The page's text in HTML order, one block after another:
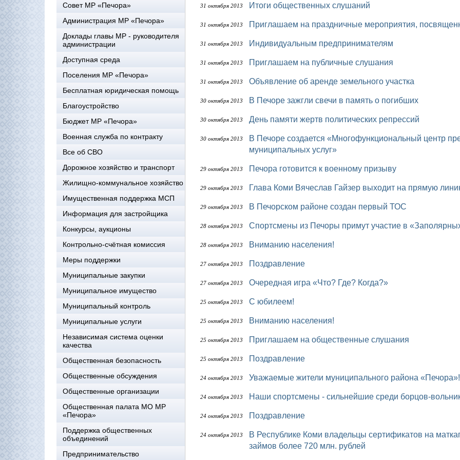
Совет МР «Печора»
Администрация МР «Печора»
Доклады главы МР - руководителя
администрации
Доступная среда
Поселения МР «Печора»
Бесплатная юридическая помощь
Благоустройство
Бюджет МР «Печора»
Военная служба по контракту
Все об СВО
Дорожное хозяйство и транспорт
Жилищно-коммунальное хозяйство
Имущественная поддержка МСП
Информация для застройщика
Конкурсы, аукционы
Контрольно-счётная комиссия
Меры поддержки
Муниципальные закупки
Муниципальное имущество
Муниципальный контроль
Муниципальные услуги
Независимая система оценки
качества
Общественная безопасность
Общественные обсуждения
Общественные организации
Общественная палата МО МР
«Печора»
Поддержка общественных
объединений
Предпринимательство
31 октября 2013 Итоги общественных слушаний
31 октября 2013 Приглашаем на праздничные мероприятия,
31 октября 2013 Индивидуальным предпринимателям
31 октября 2013 Приглашаем на публичные слушания
31 октября 2013 Объявление об аренде земельного участка
30 октября 2013 В Печоре зажгли свечи в память о погибших
30 октября 2013 День памяти жертв политических репрессий
30 октября 2013
В Печоре создается «Многофункциональный центр предоставления государственных и
муниципальных услуг»
29 октября 2013 Печора готовится к военному призыву
29 октября 2013 Глава Коми Вячеслав Гайзер выходит на прямую
29 октября 2013 В Печорском районе создан первый ТОС
28 октября 2013 Спортсмены из Печоры примут участие в
28 октября 2013 Вниманию населения!
27 октября 2013 Поздравление
27 октября 2013 Очередная игра «Что? Где? Когда?»
25 октября 2013 С юбилеем!
25 октября 2013 Вниманию населения!
25 октября 2013 Приглашаем на общественные слушания
25 октября 2013 Поздравление
24 октября 2013 Уважаемые жители муниципального района «Печора»!
24 октября 2013 Наши спортсмены - сильнейшие среди борцов-
24 октября 2013 Поздравление
24 октября 2013
В Республике Коми владельцы сертификатов на маткапитал направили на погашение кредитов и
займов более 720 млн. рублей